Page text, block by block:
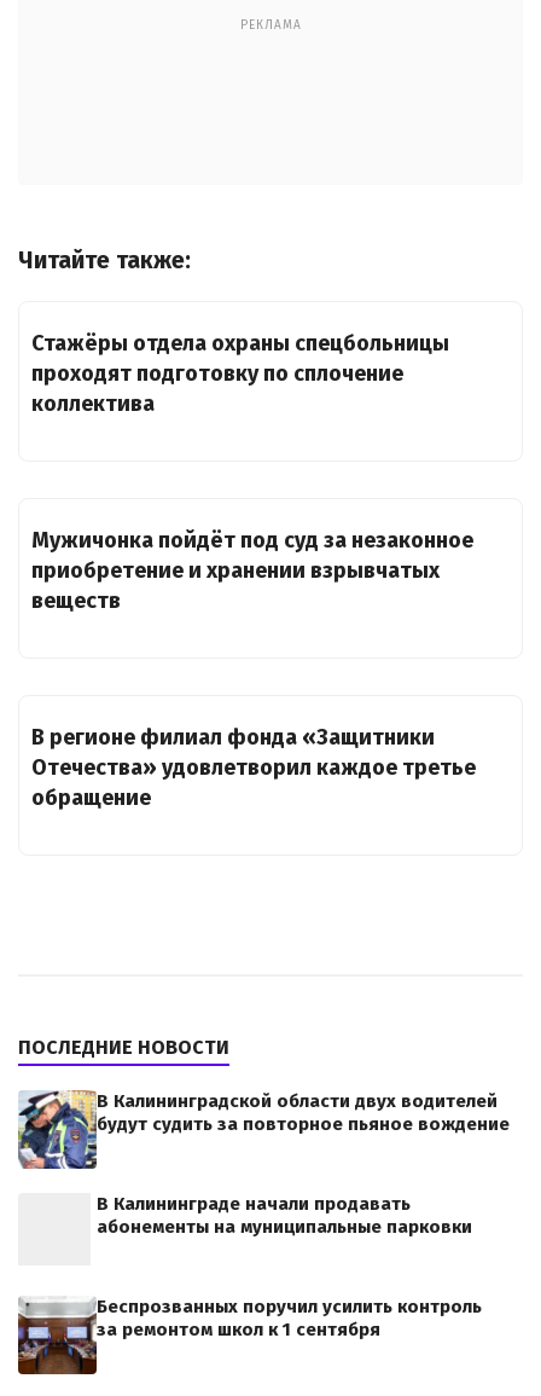
РЕКЛАМА
Читайте также:
Стажёры отдела охраны спецбольницы
проходят подготовку по сплочение
коллектива
Мужичонка пойдёт под суд за незаконное
приобретение и хранении взрывчатых
веществ
В регионе филиал фонда «Защитники
Отечества» удовлетворил каждое третье
обращение
ПОСЛЕДНИЕ НОВОСТИ
В Калининградской области двух водителей
будут судить за повторное пьяное вождение
В Калининграде начали продавать
абонементы на муниципальные парковки
Беспрозванных поручил усилить контроль
за ремонтом школ к 1 сентября